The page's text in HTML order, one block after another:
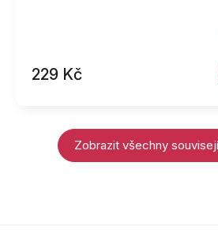
229 Kč
Zobrazit všechny